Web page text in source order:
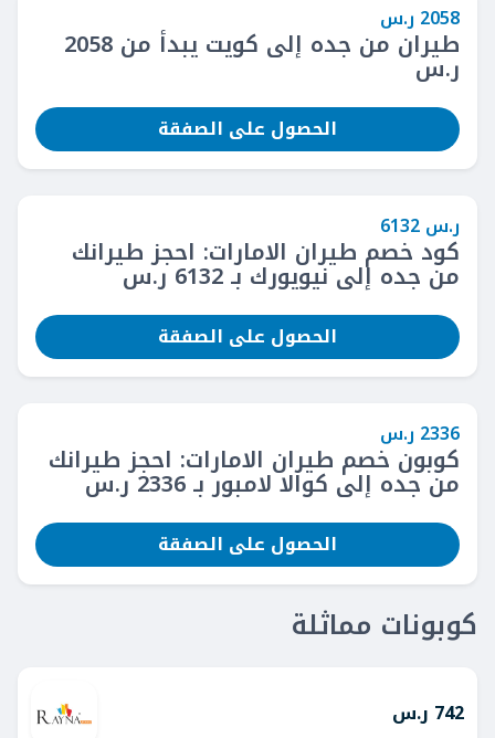
2058 ر.س
طيران من جده إلى كويت يبدأ من 2058
ر.س
الحصول على الصفقة
ر.س 6132
كود خصم طيران الامارات: احجز طيرانك
من جده إلى نيويورك بـ 6132 ر.س
الحصول على الصفقة
2336 ر.س
كوبون خصم طيران الامارات: احجز طيرانك
من جده إلى كوالا لامبور بـ 2336 ر.س
الحصول على الصفقة
كوبونات مماثلة
742 ر.س